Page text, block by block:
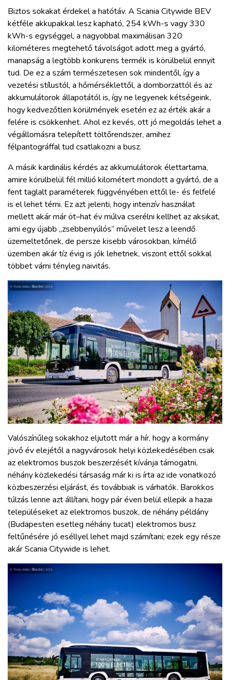
Biztos sokakat érdekel a hatótáv. A Scania Citywide BEV
kétféle akkupakkal lesz kapható, 254 kWh-s vagy 330
kWh-s egységgel, a nagyobbal maximálisan 320
kilométeres megtehető távolságot adott meg a gyártó,
manapság a legtöbb konkurens termék is körülbelül ennyit
tud. De ez a szám természetesen sok mindentől, így a
vezetési stílustól, a hőmérséklettől, a domborzattól és az
akkumulátorok állapotától is, így ne legyenek kétségeink,
hogy kedvezőtlen körülmények esetén ez az érték akár a
felére is csökkenhet. Ahol ez kevés, ott jó megoldás lehet a
végállomásra telepített töltőrendszer, amihez
félpantográffal tud csatlakozni a busz.
A másik kardinális kérdés az akkumulátorok élettartama,
amire körülbelül fél millió kilométert mondott a gyártó, de a
fent taglalt paraméterek függvényében ettől le- és felfelé
is el lehet térni. Ez azt jelenti, hogy intenzív használat
mellett akár már öt–hat év múlva cserélni kellhet az aksikat,
ami egy újabb „zsebbenyúlós” művelet lesz a leendő
üzemeltetőnek, de persze kisebb városokban, kímélő
üzemben akár tíz évig is jók lehetnek, viszont ettől sokkal
többet várni tényleg naivitás.
Valószínűleg sokakhoz eljutott már a hír, hogy a kormány
jövő év elejétől a nagyvárosok helyi közlekedésében csak
az elektromos buszok beszerzését kívánja támogatni,
néhány közlekedési társaság már ki is írta az ide vonatkozó
közbeszerzési eljárást, és továbbiak is várhatók. Barokkos
túlzás lenne azt állítani, hogy pár éven belül ellepik a hazai
településeket az elektromos buszok, de néhány példány
(Budapesten esetleg néhány tucat) elektromos busz
feltűnésére jó eséllyel lehet majd számítani; ezek egy része
akár Scania Citywide is lehet.